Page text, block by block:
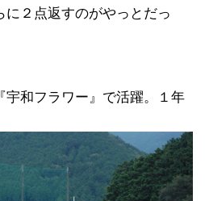
２点返すのがやっとだっ
宇和フラワー』で活躍。１年